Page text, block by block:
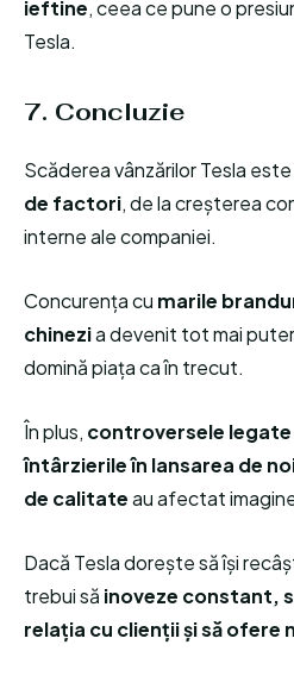
ieftine, ceea ce pune o
Tesla.
7. Concluzie
Scăderea vânzărilor Tesla
de factori, de la creșterea
interne ale companiei.
Concurența cu marile
chinezia devenit tot mai
domină piața ca în trecut.
În plus, controversele legate
întârzierile în lansarea de
de calitateau afectat
Dacă Tesla dorește să își
trebui să inoveze constant,
relația cu clienții și să ofere